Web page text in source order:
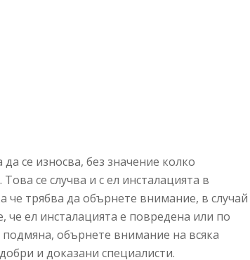
се износва, без значение колко
се случва и с ел инсталацията в
трябва да обърнете внимание, в случай
че ел инсталацията е повредена или по
обърнете внимание на всяка
и доказани специалисти.